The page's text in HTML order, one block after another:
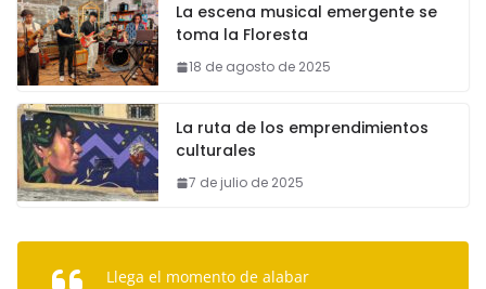
La escena musical emergente se
toma la Floresta
18 de agosto de 2025
La ruta de los emprendimientos
culturales
7 de julio de 2025
Llega el momento de alabar